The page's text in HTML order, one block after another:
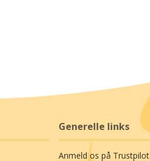
Generelle links
Anmeld os på Trustpilot